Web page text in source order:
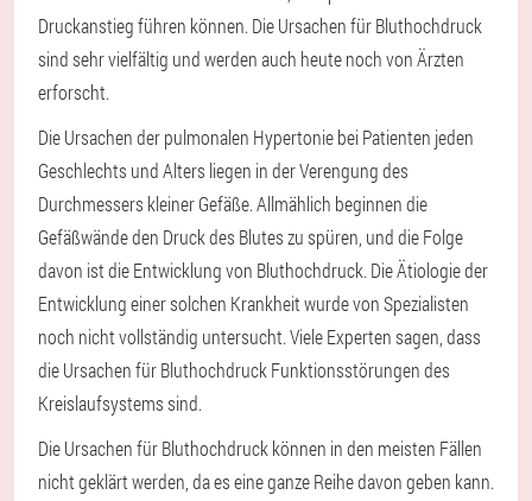
Druckanstieg führen können. Die Ursachen für Bluthochdruck
sind sehr vielfältig und werden auch heute noch von Ärzten
erforscht.
Die Ursachen der pulmonalen Hypertonie bei Patienten jeden
Geschlechts und Alters liegen in der Verengung des
Durchmessers kleiner Gefäße. Allmählich beginnen die
Gefäßwände den Druck des Blutes zu spüren, und die Folge
davon ist die Entwicklung von Bluthochdruck. Die Ätiologie der
Entwicklung einer solchen Krankheit wurde von Spezialisten
noch nicht vollständig untersucht. Viele Experten sagen, dass
die Ursachen für Bluthochdruck Funktionsstörungen des
Kreislaufsystems sind.
Die Ursachen für Bluthochdruck können in den meisten Fällen
nicht geklärt werden, da es eine ganze Reihe davon geben kann.